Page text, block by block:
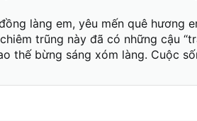
làng em, yêu mến quê hương
trũng này đã có những cậu
thế bừng sáng xóm làng. Cuộc